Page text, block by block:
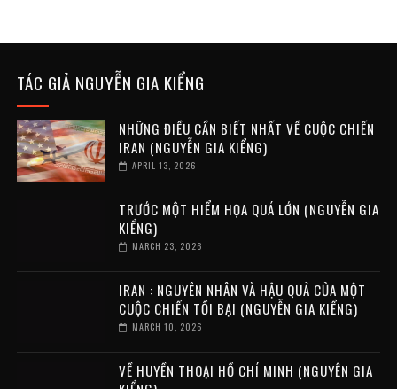
TÁC GIẢ NGUYỄN GIA KIỂNG
NHỮNG ĐIỀU CẦN BIẾT NHẤT VỀ CUỘC CHIẾN
IRAN (NGUYỄN GIA KIỂNG)
APRIL 13, 2026
TRƯỚC MỘT HIỂM HỌA QUÁ LỚN (NGUYỄN GIA
KIỂNG)
MARCH 23, 2026
IRAN : NGUYÊN NHÂN VÀ HẬU QUẢ CỦA MỘT
CUỘC CHIẾN TỒI BẠI (NGUYỄN GIA KIỂNG)
MARCH 10, 2026
VỀ HUYỀN THOẠI HỒ CHÍ MINH (NGUYỄN GIA